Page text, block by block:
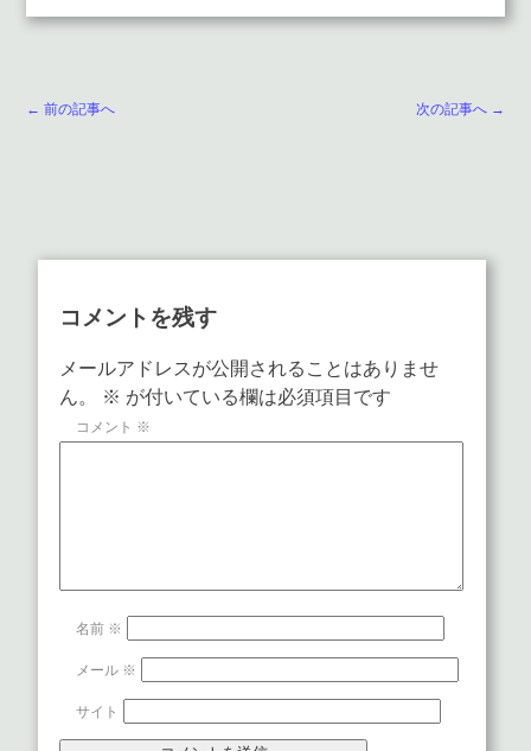
← 前の記事へ 次の記事へ →
コメントを残す
メールアドレスが公開されることはありませ
ん。
※ が付いている欄は必須項目です
コメント ※
名前 ※
メール ※
サイト